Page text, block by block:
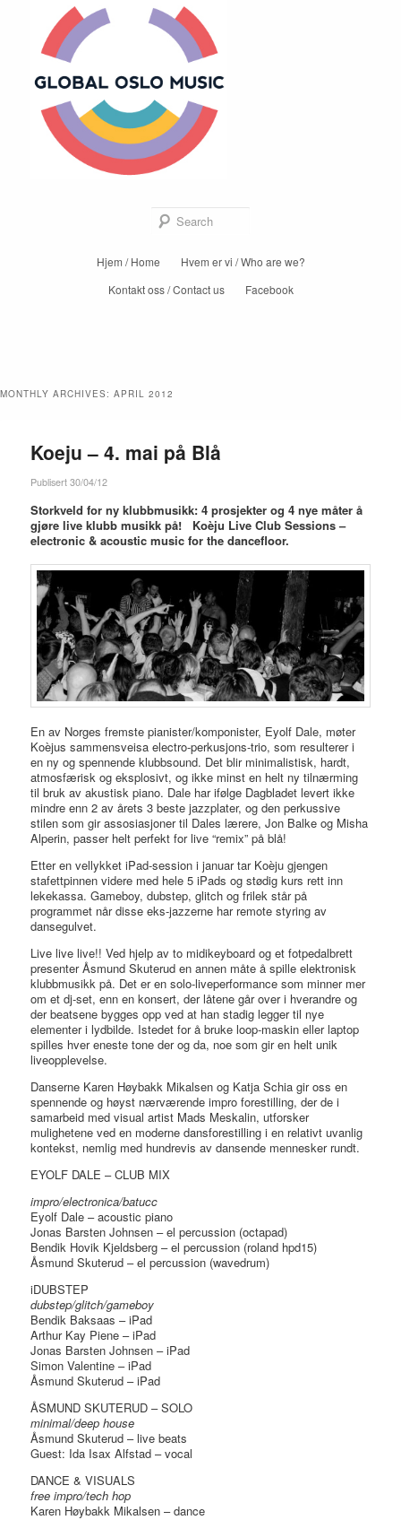
Global Oslo
Music
Skip
to
Skip
to
Hjem / Home
Hvem er vi / Who are we?
Kontakt oss / Contact us
Facebook
MONTHLY ARCHIVES: APRIL 2012
Koeju – 4. mai på Blå
Publisert 30/04/12
Storkveld for ny klubbmusikk: 4 prosjekter og 4 nye måter å
gjøre live klubb musikk på! Koèju Live Club Sessions –
electronic & acoustic music for the dancefloor.
En av Norges fremste pianister/komponister, Eyolf Dale, møter
Koèjus sammensveisa electro-perkusjons-trio, som resulterer i
en ny og spennende klubbsound. Det blir minimalistisk, hardt,
atmosfærisk og eksplosivt, og ikke minst en helt ny tilnærming
til bruk av akustisk piano. Dale har ifølge Dagbladet levert ikke
mindre enn 2 av årets 3 beste jazzplater, og den perkussive
stilen som gir assosiasjoner til Dales lærere, Jon Balke og Misha
Alperin, passer helt perfekt for live “remix” på blå!
Etter en vellykket iPad-session i januar tar Koèju gjengen
stafettpinnen videre med hele 5 iPads og stødig kurs rett inn
lekekassa. Gameboy, dubstep, glitch og frilek står på
programmet når disse eks-jazzerne har remote styring av
dansegulvet.
Live live live!! Ved hjelp av to midikeyboard og et fotpedalbrett
presenter Åsmund Skuterud en annen måte å spille elektronisk
klubbmusikk på. Det er en solo-liveperformance som minner mer
om et dj-set, enn en konsert, der låtene går over i hverandre og
der beatsene bygges opp ved at han stadig legger til nye
elementer i lydbilde. Istedet for å bruke loop-maskin eller laptop
spilles hver eneste tone der og da, noe som gir en helt unik
liveopplevelse.
Danserne Karen Høybakk Mikalsen og Katja Schia gir oss en
spennende og høyst nærværende impro forestilling, der de i
samarbeid med visual artist Mads Meskalin, utforsker
mulighetene ved en moderne dansforestilling i en relativt uvanlig
kontekst, nemlig med hundrevis av dansende mennesker rundt.
EYOLF DALE – CLUB MIX
impro/electronica/batucc
Eyolf Dale – acoustic piano
Jonas Barsten Johnsen – el percussion (octapad)
Bendik Hovik Kjeldsberg – el percussion (roland hpd15)
Åsmund Skuterud – el percussion (wavedrum)
iDUBSTEP
dubstep/glitch/gameboy
Bendik Baksaas – iPad
Arthur Kay Piene – iPad
Jonas Barsten Johnsen – iPad
Simon Valentine – iPad
Åsmund Skuterud – iPad
ÅSMUND SKUTERUD – SOLO
minimal/deep house
Åsmund Skuterud – live beats
Guest: Ida Isax Alfstad – vocal
DANCE & VISUALS
free impro/tech hop
Karen Høybakk Mikalsen – dance